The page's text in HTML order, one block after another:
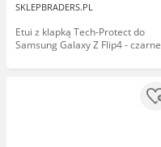
SKLEPBRADERS.PL
Etui z klapką Tech-Protect do
Samsung Galaxy Z Flip4 - czarne